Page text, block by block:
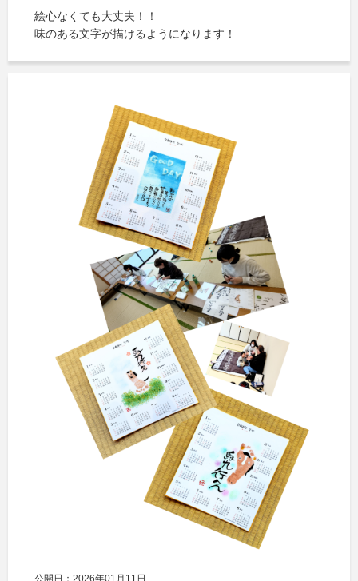
絵心なくても大丈夫！！
味のある文字が描けるようになります！
公開日：2026年01月11日